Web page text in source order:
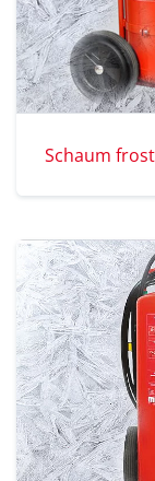
Schaum